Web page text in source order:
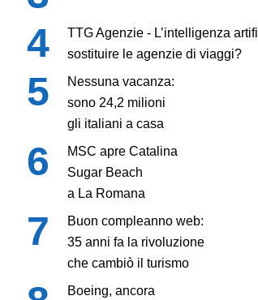
TTG Agenzie - L’intelligenza
sostituire le agenzie di viaggi?
Nessuna vacanza:
sono 24,2 milioni
gli italiani a casa
MSC apre Catalina
Sugar Beach
a La Romana
Buon compleanno web:
35 anni fa la rivoluzione
che cambiò il turismo
Boeing, ancora